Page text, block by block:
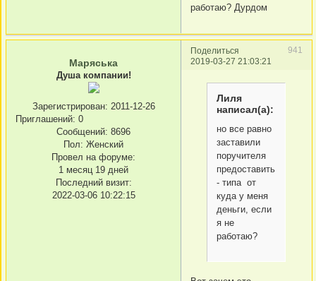
работаю? Дурдом
Поделиться
941
2019-03-27 21:03:21
Маряська
Душа компании!
Зарегистрирован: 2011-12-26
Приглашений: 0
Сообщений: 8696
Пол: Женский
Провел на форуме:
1 месяц 19 дней
Последний визит:
2022-03-06 10:22:15
Лиля
написал(а):
но все равно
заставили
поручителя
предоставить
- типа от
куда у меня
деньги, если
я не
работаю?